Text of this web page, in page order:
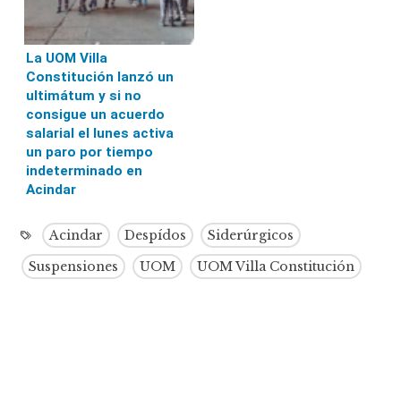
La UOM Villa
Constitución lanzó un
ultimátum y si no
consigue un acuerdo
salarial el lunes activa
un paro por tiempo
indeterminado en
Acindar
Acindar Despídos
Siderúrgicos
Suspensiones
UOM UOM Villa Constitución